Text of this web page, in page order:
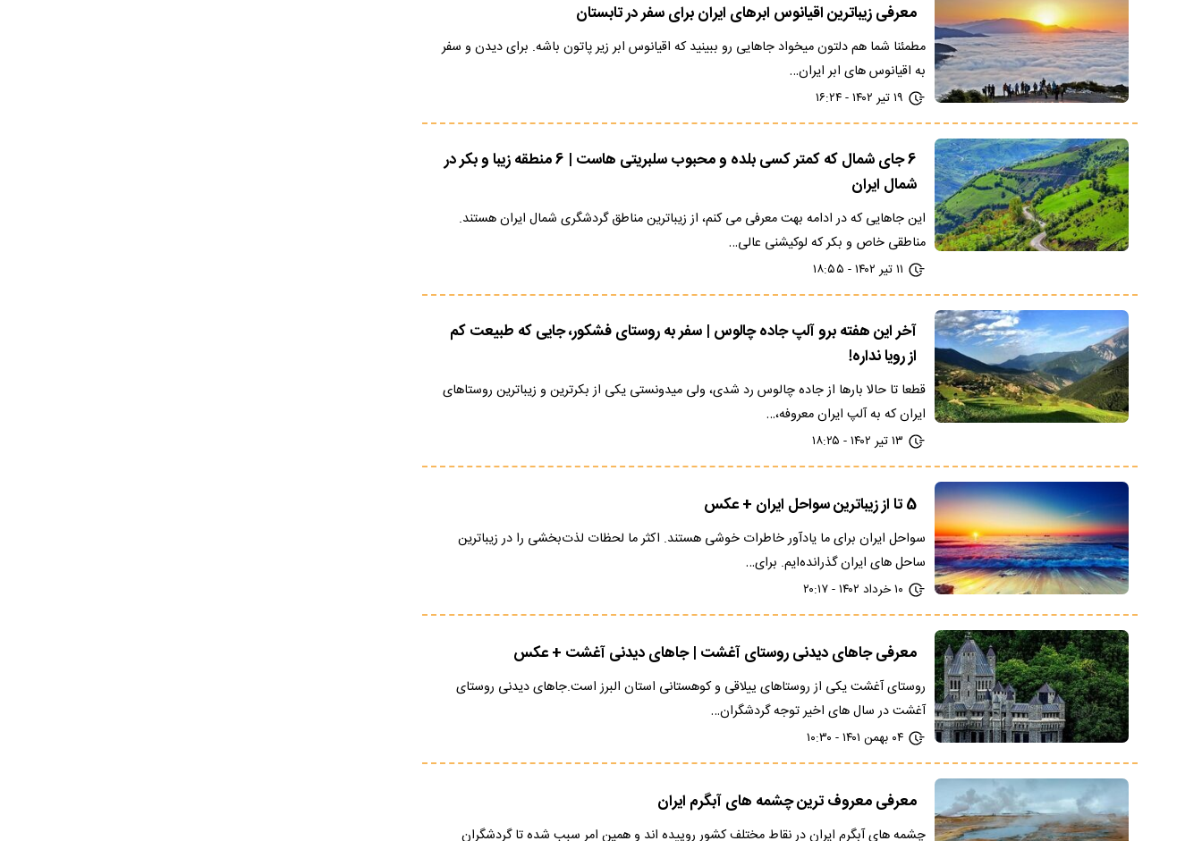
معرفی زیباترین اقیانوس ابرهای ایران برای سفر در تابستان
مطمئنا شما هم دلتون میخواد جاهایی رو ببینید که اقیانوس ابر زیر پاتون باشه. برای دیدن و سفر
به اقیانوس های ابر ایران…
۱۹ تیر ۱۴۰۲ - ۱۶:۲۴
6 جای شمال که کمتر کسی بلده و محبوب سلبریتی هاست | 6 منطقه زیبا و بکر در
شمال ایران
این جاهایی که در ادامه بهت معرفی می کنم، از زیباترین مناطق گردشگری شمال ایران هستند.
مناطقی خاص و بکر که لوکیشنی عالی…
۱۱ تیر ۱۴۰۲ - ۱۸:۵۵
آخر این هفته برو آلپ جاده چالوس | سفر به روستای فشکور، جایی که طبیعت کم
از رویا نداره!
قطعا تا حالا بارها از جاده چالوس رد شدی، ولی میدونستی یکی از بکرترین و زیباترین روستاهای
ایران که به آلپ ایران معروفه،…
۱۳ تیر ۱۴۰۲ - ۱۸:۲۵
5 تا از زیباترین سواحل ایران + عکس
سواحل ایران برای ما یادآور خاطرات خوشی هستند. اکثر ما لحظات لذت‌بخشی را در زیباترین
ساحل های ایران گذرانده‌ایم. برای…
۱۰ خرداد ۱۴۰۲ - ۲۰:۱۷
معرفی جاهای دیدنی روستای آغشت | جاهای دیدنی آغشت + عکس
روستای آغشت یکی از روستاهای ییلاقی و کوهستانی استان البرز است.جاهای دیدنی روستای
آغشت در سال های اخیر توجه گردشگران…
۰۴ بهمن ۱۴۰۱ - ۱۰:۳۰
معرفی معروف ترین چشمه های آبگرم ایران
چشمه های آبگرم ایران در نقاط مختلف کشور روییده‌ اند و همین امر سبب شده تا گردشگران